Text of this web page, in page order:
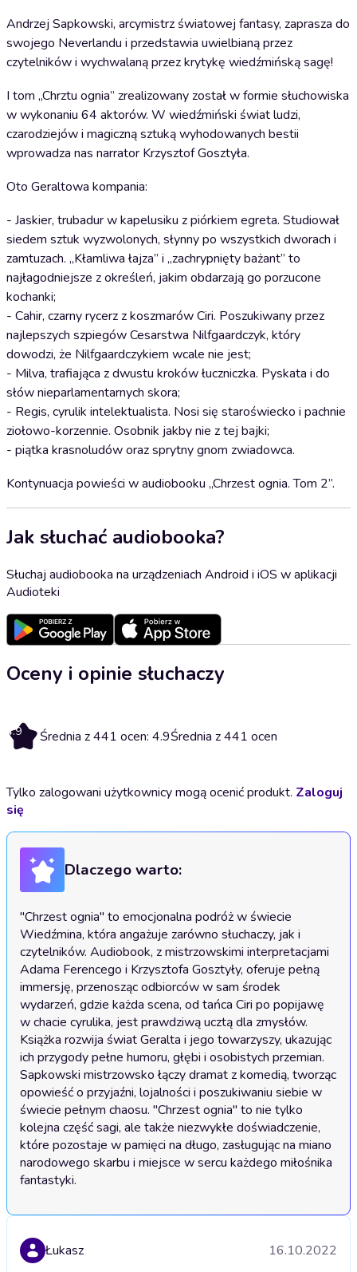
Andrzej Sapkowski, arcymistrz światowej fantasy, zaprasza do
swojego Neverlandu i przedstawia uwielbianą przez
czytelników i wychwalaną przez krytykę wiedźmińską sagę!
I tom „Chrztu ognia” zrealizowany został w formie słuchowiska
w wykonaniu 64 aktorów. W wiedźmiński świat ludzi,
czarodziejów i magiczną sztuką wyhodowanych bestii
wprowadza nas narrator Krzysztof Gosztyła.
Oto Geraltowa kompania:
- Jaskier, trubadur w kapelusiku z piórkiem egreta. Studiował
siedem sztuk wyzwolonych, słynny po wszystkich dworach i
zamtuzach. „Kłamliwa łajza” i „zachrypnięty bażant” to
najłagodniejsze z określeń, jakim obdarzają go porzucone
kochanki;
- Cahir, czarny rycerz z koszmarów Ciri. Poszukiwany przez
najlepszych szpiegów Cesarstwa Nilfgaardczyk, który
dowodzi, że Nilfgaardczykiem wcale nie jest;
- Milva, trafiająca z dwustu kroków łuczniczka. Pyskata i do
słów nieparlamentarnych skora;
- Regis, cyrulik intelektualista. Nosi się staroświecko i pachnie
ziołowo-korzennie. Osobnik jakby nie z tej bajki;
- piątka krasnoludów oraz sprytny gnom zwiadowca.
Kontynuacja powieści w audiobooku „Chrzest ognia. Tom 2”.
Jak słuchać audiobooka?
Słuchaj audiobooka na urządzeniach Android i iOS w aplikacji
Audioteki
Oceny i opinie słuchaczy
4.9 Średnia z 441 ocen: 4.9Średnia z 441 ocen
Tylko zalogowani użytkownicy mogą ocenić produkt. Zaloguj
się
Dlaczego warto:
"Chrzest ognia" to emocjonalna podróż w świecie
Wiedźmina, która angażuje zarówno słuchaczy, jak i
czytelników. Audiobook, z mistrzowskimi interpretacjami
Adama Ferencego i Krzysztofa Gosztyły, oferuje pełną
immersję, przenosząc odbiorców w sam środek
wydarzeń, gdzie każda scena, od tańca Ciri po popijawę
w chacie cyrulika, jest prawdziwą ucztą dla zmysłów.
Książka rozwija świat Geralta i jego towarzyszy, ukazując
ich przygody pełne humoru, głębi i osobistych przemian.
Sapkowski mistrzowsko łączy dramat z komedią, tworząc
opowieść o przyjaźni, lojalności i poszukiwaniu siebie w
świecie pełnym chaosu. "Chrzest ognia" to nie tylko
kolejna część sagi, ale także niezwykłe doświadczenie,
które pozostaje w pamięci na długo, zasługując na miano
narodowego skarbu i miejsce w sercu każdego miłośnika
fantastyki.
Łukasz 16.10.2022